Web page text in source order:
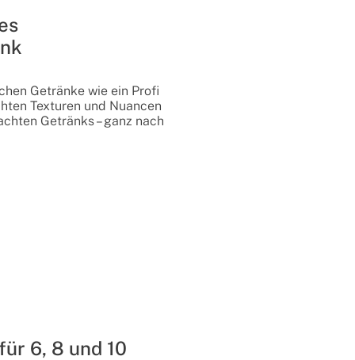
Getränke wie ein Profi
Texturen und Nuancen
Getränks – ganz nach
6, 8 und 10